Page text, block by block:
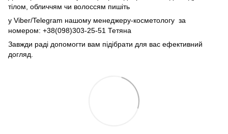
тілом, обличчям чи волоссям пишіть
у Viber/Telegram нашому менеджеру-косметологу за
номером: +38(098)303-25-51 Тетяна
Завжди раді допомогти вам підібрати для вас ефективний
догляд.